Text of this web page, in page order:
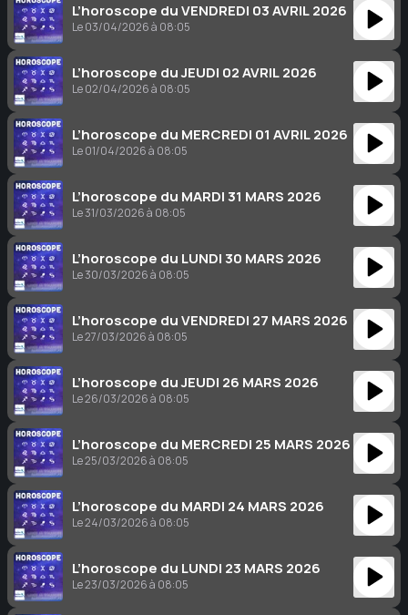
L’horoscope du VENDREDI 03 AVRIL 2026
Le 03/04/2026 à 08:05
L’horoscope du JEUDI 02 AVRIL 2026
Le 02/04/2026 à 08:05
L’horoscope du MERCREDI 01 AVRIL 2026
Le 01/04/2026 à 08:05
L’horoscope du MARDI 31 MARS 2026
Le 31/03/2026 à 08:05
L’horoscope du LUNDI 30 MARS 2026
Le 30/03/2026 à 08:05
L’horoscope du VENDREDI 27 MARS 2026
Le 27/03/2026 à 08:05
L’horoscope du JEUDI 26 MARS 2026
Le 26/03/2026 à 08:05
L’horoscope du MERCREDI 25 MARS 2026
Le 25/03/2026 à 08:05
L’horoscope du MARDI 24 MARS 2026
Le 24/03/2026 à 08:05
L’horoscope du LUNDI 23 MARS 2026
Le 23/03/2026 à 08:05